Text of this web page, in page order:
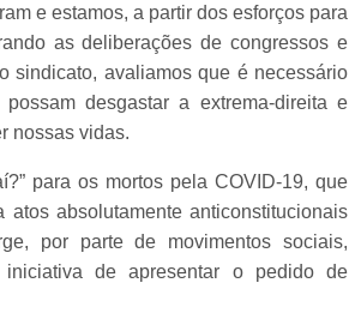
e estamos, a partir dos esforços para
as deliberações de congressos e
sindicato, avaliamos que é necessário
desgastar a extrema-direita e
nossas vidas.
para os mortos pela COVID-19, que
absolutamente anticonstitucionais
por parte de movimentos sociais,
iniciativa de apresentar o pedido de